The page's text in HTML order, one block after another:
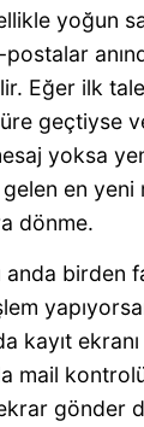
yoğun
Eğer ilk
geçtiyse
yoksa
en yeni
dönme.
anda birden
kayıt
mail
gönder